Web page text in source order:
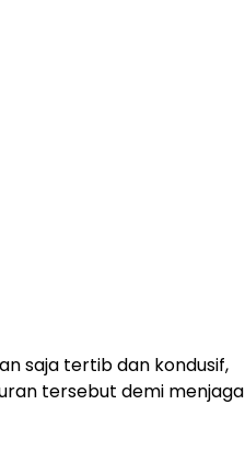
saja tertib dan kondusif,
tersebut demi menjaga